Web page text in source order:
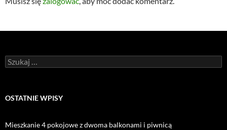
Szukaj:
OSTATNIE WPISY
Mieszkanie 4 pokojowe z dwoma balkonami i piwnicą